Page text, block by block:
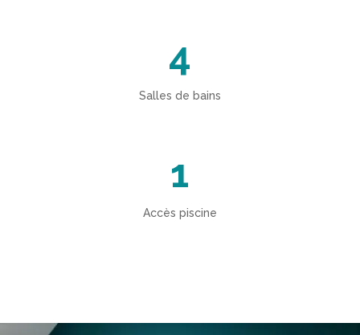
4
Salles de bains
1
Accès piscine